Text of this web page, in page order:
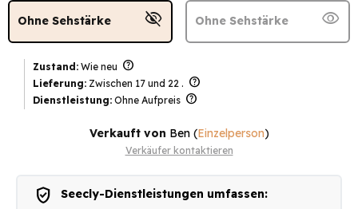
Ohne Sehstärke visibility_off Ohne Sehstärke visibility
Zustand: Wie neu help
Lieferung: Zwischen 17 und 22 . help
Dienstleistung: Ohne Aufpreis help
Verkauft von Ben(Einzelperson)
Verkäufer kontaktieren
verified_user Seecly-Dienstleistungen umfassen: